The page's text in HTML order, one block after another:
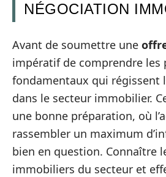
NÉGOCIATION
Avant de soumettre une
impératif de comprendre les
fondamentaux qui régissent
dans le secteur immobilier.
une bonne préparation, où
rassembler un maximum
bien en question. Connaître
immobiliers du secteur et